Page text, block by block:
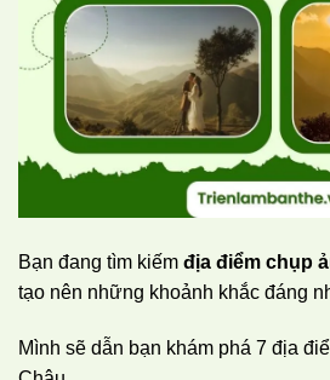
Bạn đang tìm kiếm địa điểm chụp
tạo nên những khoảnh khắc đáng
Mình sẽ dẫn bạn khám phá 7 địa